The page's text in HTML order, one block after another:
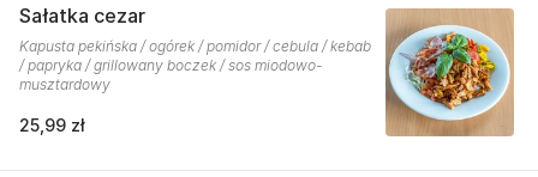
Sałatka cezar
Kapusta pekińska / ogórek / pomidor / cebula / kebab
/ papryka / grillowany boczek / sos miodowo-
musztardowy
25,99 zł